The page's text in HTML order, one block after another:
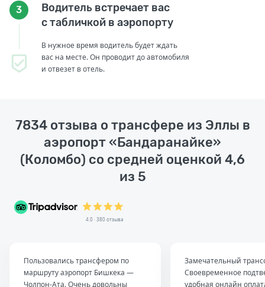
3
Водитель встречает вас
с табличкой в аэропорту
В нужное время водитель будет ждать
вас на месте. Он проводит до автомобиля
и отвезет в отель.
7834 отзыва о трансфере из Эллы в
аэропорт «Бандаранайке»
(Коломбо) со средней оценкой 4,6
из 5
4.0 · 380 отзыва
Пользовались трансфером по
маршруту аэропорт Бишкека —
Чолпон-Ата. Очень довольны
Замечательный
Своевременное
удобная онлайн